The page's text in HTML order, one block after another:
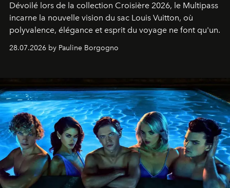
Dévoilé lors de la collection Croisière 2026, le Multipass
incarne la nouvelle vision du sac Louis Vuitton, où
polyvalence, élégance et esprit du voyage ne font qu'un.
28.07.2026 by Pauline Borgogno